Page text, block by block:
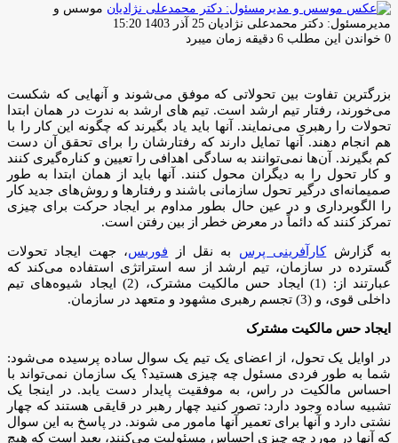
موسس و
مدیرمسئول: دکتر محمدعلی نژادیان ارسال
ایمیل
25 آذر 1403 15:20
0 خواندن این مطلب 6 دقیقه زمان میبرد
بزرگترین تفاوت بین تحولاتی که موفق می‌شوند و آنهایی که شکست
می‌خورند، رفتار تیم ارشد است. تیم های ارشد به ندرت در همان ابتدا
تحولات را رهبری می‌نمایند. آنها باید یاد بگیرند که چگونه این کار را با
هم انجام دهند. آنها تمایل دارند که رفتارشان را برای تحقق آن دست
کم بگیرند. آن‌ها نمی‌توانند به سادگی اهدافی را تعیین و کناره‌گیری کنند
و کار تحول را به دیگران محول کنند. آنها باید از همان ابتدا به طور
صمیمانه‌ای درگیر تحول سازمانی باشند و رفتارها و روش‌های جدید کار
را الگوبرداری و در عین حال بطور مداوم بر ایجاد حرکت برای چیزی
تمرکز کنند که دائماً در معرض خطر از بین رفتن است.
به گزارشکارآفرینی پرس به نقل از فوربس، جهت ایجاد تحولات
گسترده در سازمان، تیم ارشد از سه استراتژی استفاده می‌کند که
عبارتند از: (1) ایجاد حس مالکیت مشترک، (2) ایجاد شیوه‌های تیم
داخلی قوی، و (3) تجسم رهبری مشهود و متعهد در سازمان.
ایجاد حس مالکیت مشترک
در اوایل یک تحول، از اعضای یک تیم یک سوال ساده پرسیده می‌شود:
شما به طور فردی مسئول چه چیزی هستید؟ یک سازمان نمی‌تواند با
احساس مالکیت در راس، به موفقیت پایدار دست یابد. در اینجا یک
تشبیه ساده وجود دارد: تصور کنید چهار رهبر در قایقی هستند که چهار
نشتی دارد و آنها برای تعمیر آنها مامور می شوند. در پاسخ به این سوال
که آنها در مورد چه چیزی احساس مسئولیت می‌کنند، بعید است که هیچ